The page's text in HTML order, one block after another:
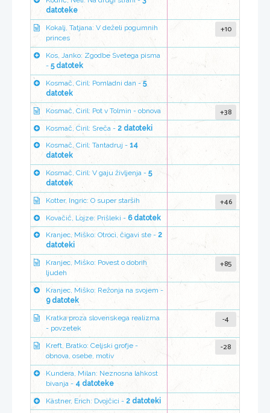
datoteke
Kokalj, Tatjana: V deželi pogumnih
princes
+10
Kos, Janko: Zgodbe Svetega pisma
- 5 datotek
Kosmač, Ciril: Pomladni dan - 5
datotek
Kosmač, Ciril: Pot v Tolmin - obnova +38
Kosmač, Ciril: Sreča - 2 datoteki
Kosmač, Ciril: Tantadruj - 14
datotek
Kosmač, Ciril: V gaju življenja - 5
datotek
Kotter, Ingric: O super starših +46
Kovačič, Lojze: Prišleki - 6 datotek
Kranjec, Miško: Otroci, čigavi ste - 2
datoteki
Kranjec, Miško: Povest o dobrih
ljudeh
+85
Kranjec, Miško: Režonja na svojem -
9 datotek
Kratka proza slovenskega realizma
- povzetek
-4
Kreft, Bratko: Celjski grofje -
obnova, osebe, motiv
-28
Kundera, Milan: Neznosna lahkost
bivanja - 4 datoteke
Kästner, Erich: Dvojčici - 2 datoteki